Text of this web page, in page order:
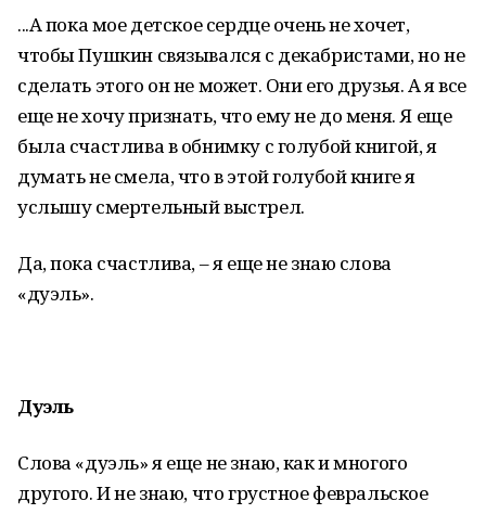
...А пока мое детское сердце очень не хочет,
чтобы Пушкин связывался с декабристами, но не
сделать этого он не может. Они его друзья. А я все
еще не хочу признать, что ему не до меня. Я еще
была счастлива в обнимку с голубой книгой, я
думать не смела, что в этой голубой книге я
услышу смертельный выстрел.
Да, пока счастлива, – я еще не знаю слова
«дуэль».
Дуэль
Слова «дуэль» я еще не знаю, как и многого
другого. И не знаю, что грустное февральское